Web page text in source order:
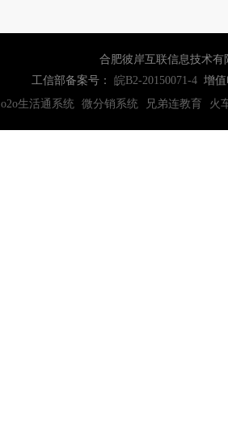
合肥彼岸互联信息技术有
工信部备案号： 皖B2-20150071-4增值
o2o生活通系统 微分销系统 兄弟连教育 火